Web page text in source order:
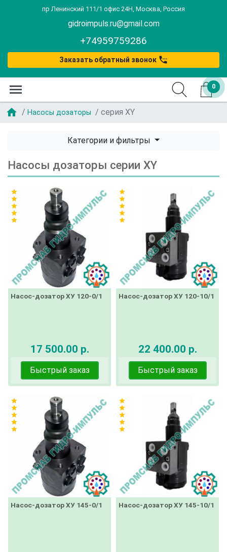
пр Ленинский 111/1 офис 24Н, Москва, Россия
gidroimpuls.ru@gmail.com
+74959759286
Заказать обратный звонок settings_phone
menu 0
home Насосы дозаторы серия XY
Категории и фильтры
Насосы дозаторы серии XY
Насос-дозатор ХУ 120-0/1
17 500.00 р.
star
star
star
star
star
Быстрый заказ
Насос-дозатор ХУ 120-10/1
22 400.00 р.
star
star
star
star
star
Быстрый заказ
Насос-дозатор ХУ 145-0/1
star
star
star
star
star
Насос-дозатор ХУ 145-10/1
star
star
star
star
star